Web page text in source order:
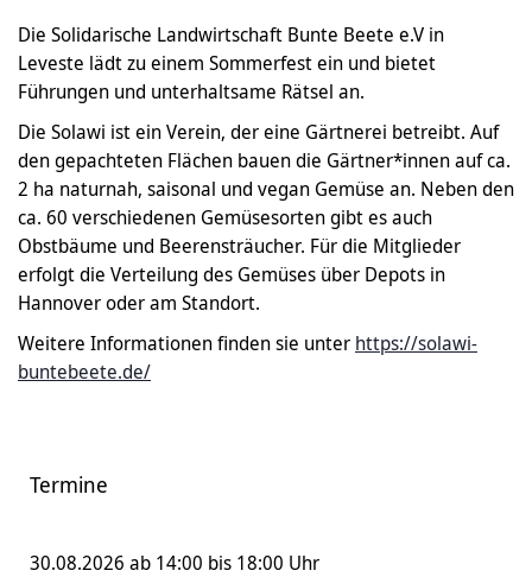
Die Solidarische Landwirtschaft Bunte Beete e.V in
Leveste lädt zu einem Sommerfest ein und bietet
Führungen und unterhaltsame Rätsel an.
Die Solawi ist ein Verein, der eine Gärtnerei betreibt. Auf
den gepachteten Flächen bauen die Gärtner*innen auf ca.
2 ha naturnah, saisonal und vegan Gemüse an. Neben den
ca. 60 verschiedenen Gemüsesorten gibt es auch
Obstbäume und Beerensträucher. Für die Mitglieder
erfolgt die Verteilung des Gemüses über Depots in
Hannover oder am Standort.
Weitere Informationen finden sie unter https://solawi-
buntebeete.de/
Termine
30.08.2026 ab 14:00 bis 18:00 Uhr